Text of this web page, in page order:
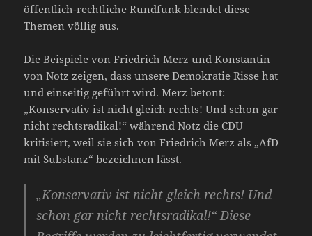
öffentlich-rechtliche Rundfunk blendet diese
Themen völlig aus.
Die Beispiele von Friedrich Merz und Konstantin
von Notz zeigen, dass unsere Demokratie Risse hat
und einseitig geführt wird. Merz betont:
„Konservativ ist nicht gleich rechts! Und schon gar
nicht rechtsradikal!“ während Notz die CDU
kritisiert, weil sie sich von Friedrich Merz als „AfD
mit Substanz“ bezeichnen lässt.
„Konservativ ist nicht gleich rechts! Und
schon gar nicht rechtsradikal!“ Diese